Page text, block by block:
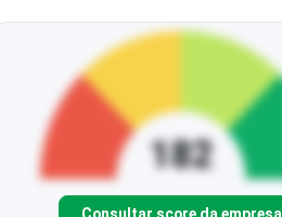
Consultar score da empresa